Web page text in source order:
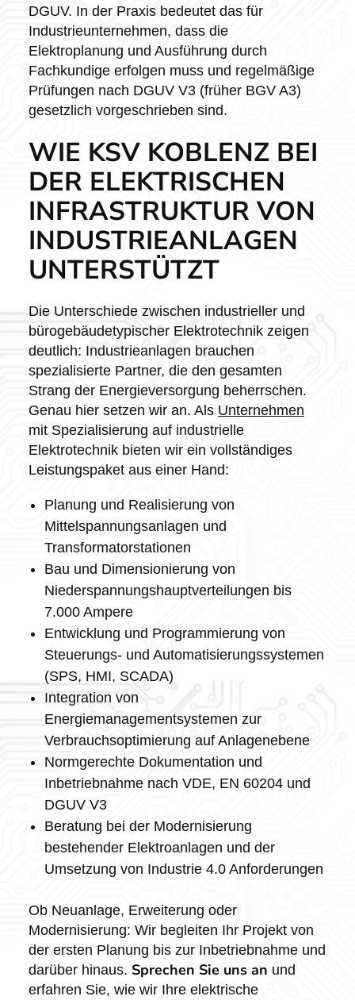
DGUV. In der Praxis bedeutet das für
Industrieunternehmen, dass die
Elektroplanung und Ausführung durch
Fachkundige erfolgen muss und regelmäßige
Prüfungen nach DGUV V3 (früher BGV A3)
gesetzlich vorgeschrieben sind.
WIE KSV KOBLENZ BEI
DER ELEKTRISCHEN
INFRASTRUKTUR VON
INDUSTRIEANLAGEN
UNTERSTÜTZT
Die Unterschiede zwischen industrieller und
bürogebäudetypischer Elektrotechnik zeigen
deutlich: Industrieanlagen brauchen
spezialisierte Partner, die den gesamten
Strang der Energieversorgung beherrschen.
Genau hier setzen wir an. Als Unternehmen
mit Spezialisierung auf industrielle
Elektrotechnik bieten wir ein vollständiges
Leistungspaket aus einer Hand:
Planung und Realisierung von
Mittelspannungsanlagen und
Transformatorstationen
Bau und Dimensionierung von
Niederspannungshauptverteilungen bis
7.000 Ampere
Entwicklung und Programmierung von
Steuerungs- und Automatisierungssystemen
(SPS, HMI, SCADA)
Integration von
Energiemanagementsystemen zur
Verbrauchsoptimierung auf Anlagenebene
Normgerechte Dokumentation und
Inbetriebnahme nach VDE, EN 60204 und
DGUV V3
Beratung bei der Modernisierung
bestehender Elektroanlagen und der
Umsetzung von Industrie 4.0 Anforderungen
Ob Neuanlage, Erweiterung oder
Modernisierung: Wir begleiten Ihr Projekt von
der ersten Planung bis zur Inbetriebnahme und
darüber hinaus. Sprechen Sie uns an und
erfahren Sie, wie wir Ihre elektrische